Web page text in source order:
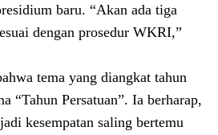
baru. “Akan ada tiga
dengan prosedur WKRI,”
tema yang diangkat tahun
“Tahun Persatuan”. Ia berharap,
kesempatan saling bertemu